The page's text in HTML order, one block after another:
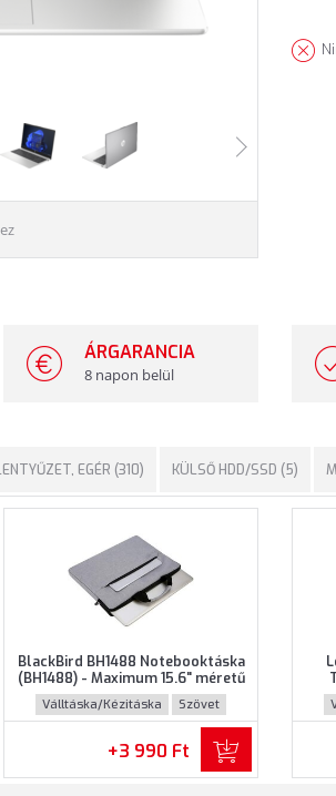
ÁRGARANCIA
8 napon belül
EGÉR (310) KÜLSŐ HDD/SSD (5)
BlackBird BH1488 Notebooktáska
(BH1488) - Maximum 15.6" méretű
notebookokhoz - Szürke színben
Válltáska/Kézitáska Szövet
+3 990 Ft